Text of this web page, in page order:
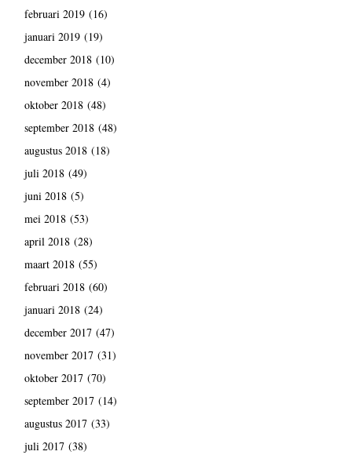
februari 2019(16)
januari 2019(19)
december 2018(10)
november 2018(4)
oktober 2018(48)
september 2018(48)
augustus 2018(18)
juli 2018(49)
juni 2018(5)
mei 2018(53)
april 2018(28)
maart 2018(55)
februari 2018(60)
januari 2018(24)
december 2017(47)
november 2017(31)
oktober 2017(70)
september 2017(14)
augustus 2017(33)
juli 2017(38)